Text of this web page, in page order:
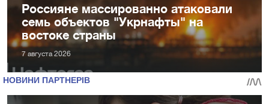
Россияне массированно атаковали
семь объектов "Укрнафты" на
востоке страны
7 августа 2026